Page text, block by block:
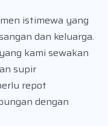
istimewa yang
dan keluarga.
kami sewakan
supir
repot
dengan